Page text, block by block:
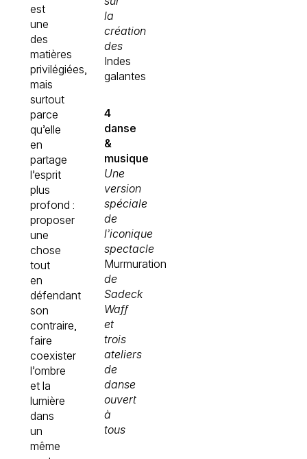
est
une
des
matières
privilégiées,
mais
surtout
parce
qu’elle
en
partage
l’esprit
plus
profond :
proposer
une
chose
tout
en
défendant
son
contraire,
faire
coexister
l’ombre
et la
lumière
dans
un
même
la
création
des
Indes
galantes
4
danse
&
musique
Une
version
spéciale
de
l’iconique
spectacle
Murmuration
de
Sadeck
Waff
et
trois
ateliers
de
danse
ouvert
à
tous